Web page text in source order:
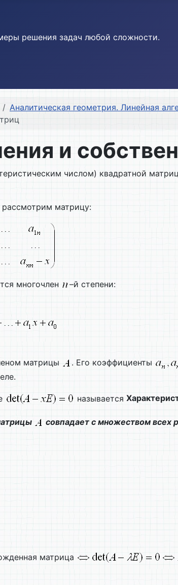
решения задач любой сложности.
Аналитическая геометрия. Линейная
и
числом) квадратной
рассмотрим матрицу:
многочлен –й степени:
матрицы . Его коэффициенты
называется
совпадает с множеством всех
матрица